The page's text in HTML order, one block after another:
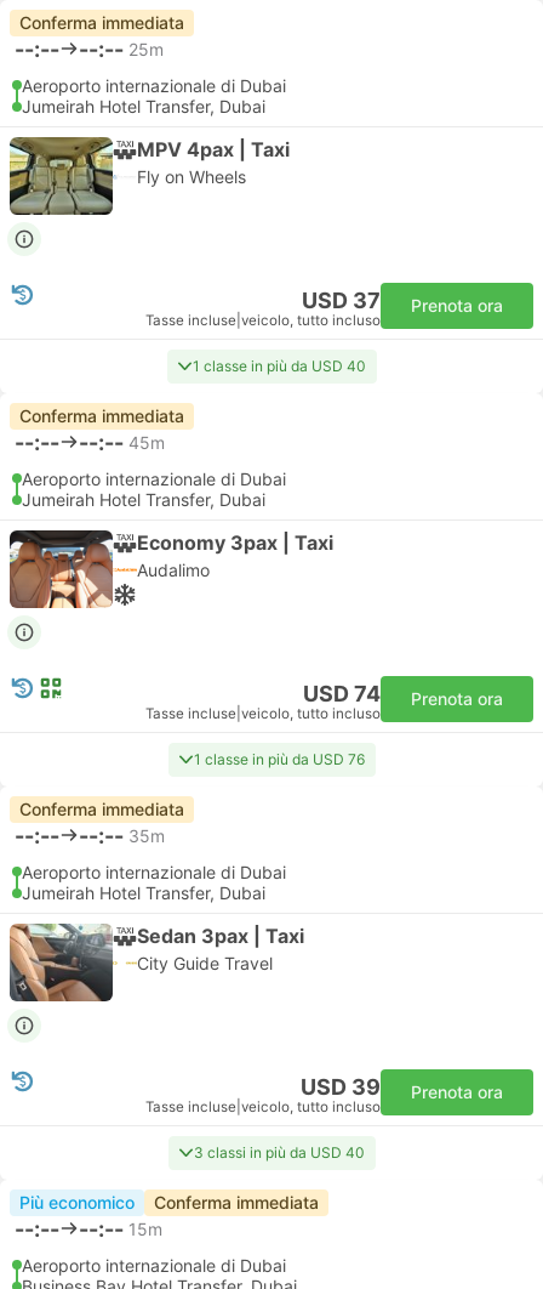
Conferma immediata
--:-- --:-- 25m
Aeroporto internazionale di Dubai
Jumeirah Hotel Transfer, Dubai
MPV 4pax | Taxi
Fly on Wheels
USD 37
Tasse incluse veicolo, tutto incluso
Prenota ora
1 classe in più da USD 40
Conferma immediata
--:-- --:-- 45m
Aeroporto internazionale di Dubai
Jumeirah Hotel Transfer, Dubai
Economy 3pax | Taxi
Audalimo
USD 74
Tasse incluse veicolo, tutto incluso
Prenota ora
1 classe in più da USD 76
Conferma immediata
--:-- --:-- 35m
Aeroporto internazionale di Dubai
Jumeirah Hotel Transfer, Dubai
Sedan 3pax | Taxi
City Guide Travel
USD 39
Tasse incluse veicolo, tutto incluso
Prenota ora
3 classi in più da USD 40
Più economico Conferma immediata
--:-- --:-- 15m
Aeroporto internazionale di Dubai